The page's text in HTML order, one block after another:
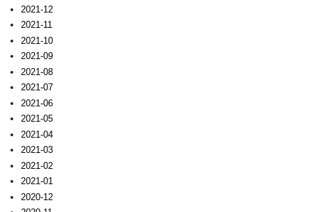
2021-12
2021-11
2021-10
2021-09
2021-08
2021-07
2021-06
2021-05
2021-04
2021-03
2021-02
2021-01
2020-12